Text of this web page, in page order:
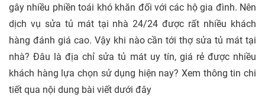
gây nhiều phiền toái khó khăn đối với các hộ gia đình. Nên
dịch vụ sửa tủ mát tại nhà 24/24 được rất nhiều khách
hàng đánh giá cao. Vậy khi nào cần tới thợ sửa tủ mát tại
nhà? Đâu là địa chỉ sửa tủ mát uy tín, giá rẻ được nhiều
khách hàng lựa chọn sử dụng hiện nay? Xem thông tin chi
tiết qua nội dung bài viết dưới đây